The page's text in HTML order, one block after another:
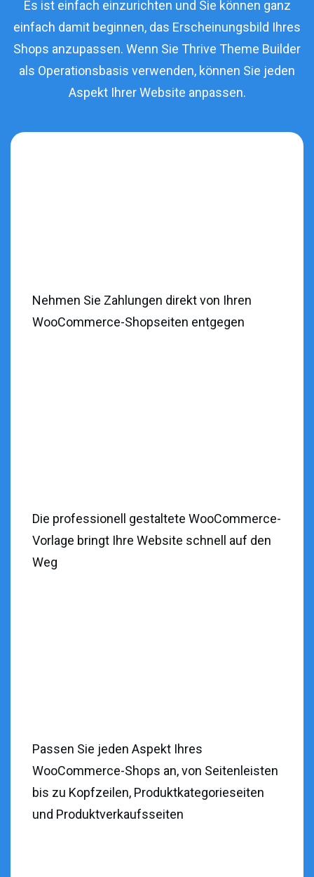
Es ist einfach einzurichten und Sie können ganz
einfach damit beginnen, das Erscheinungsbild Ihres
Shops anzupassen. Wenn Sie Thrive Theme Builder
als Operationsbasis verwenden, können Sie jeden
Aspekt Ihrer Website anpassen.
Nehmen Sie Zahlungen direkt von Ihren
WooCommerce-Shopseiten entgegen
Die professionell gestaltete WooCommerce-
Vorlage bringt Ihre Website schnell auf den
Weg
Passen Sie jeden Aspekt Ihres
WooCommerce-Shops an, von Seitenleisten
bis zu Kopfzeilen, Produktkategorieseiten
und Produktverkaufsseiten